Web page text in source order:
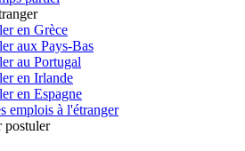
en Grèce
aux Pays-Bas
au Portugal
en Irlande
en Espagne
emplois à l'étranger
postuler